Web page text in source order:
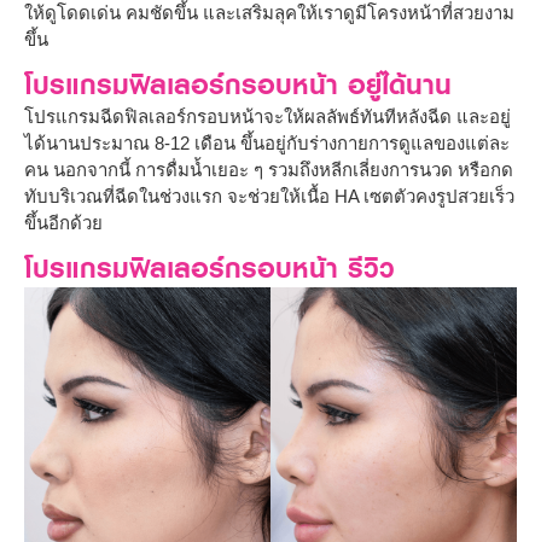
ให้ดูโดดเด่น คมชัดขึ้น และเสริมลุคให้เราดูมีโครงหน้าที่สวยงาม
ขึ้น
โปรแกรมฟิลเลอร์กรอบหน้า อยู่ได้นาน
โปรแกรมฉีดฟิลเลอร์กรอบหน้าจะให้ผลลัพธ์ทันทีหลังฉีด และอยู่
ได้นานประมาณ 8-12 เดือน ขึ้นอยู่กับร่างกายการดูแลของแต่ละ
คน นอกจากนี้ การดื่มน้ำเยอะ ๆ รวมถึงหลีกเลี่ยงการนวด หรือกด
ทับบริเวณที่ฉีดในช่วงแรก จะช่วยให้เนื้อ HA เซตตัวคงรูปสวยเร็ว
ขึ้นอีกด้วย
โปรแกรมฟิลเลอร์กรอบหน้า รีวิว